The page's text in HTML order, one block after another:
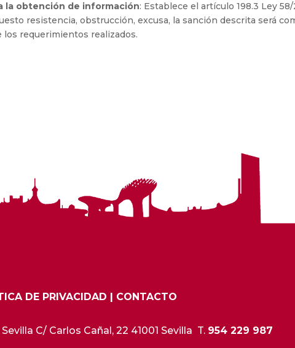
la obtención de información: Establece el artículo 198.3 Ley
resistencia, obstrucción, excusa, la sanción descrita será
requerimientos realizados.
DE PRIVACIDAD | CONTACTO
C/ Carlos Cañal, 22 41001 Sevilla T. 954 229 987